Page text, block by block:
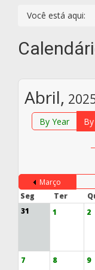
Você está aqui:
Abril,
By Year
Março
Seg
Ter
31
1 2
7 8 9